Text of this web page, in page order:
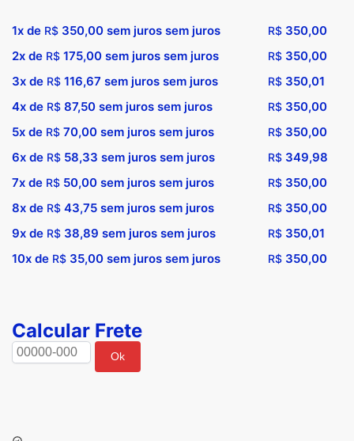
1x de R$ 350,00 sem juros sem juros R$ 350,00
2x de R$ 175,00 sem juros sem juros R$ 350,00
3x de R$ 116,67 sem juros sem juros R$ 350,01
4x de R$ 87,50 sem juros sem juros R$ 350,00
5x de R$ 70,00 sem juros sem juros R$ 350,00
6x de R$ 58,33 sem juros sem juros R$ 349,98
7x de R$ 50,00 sem juros sem juros R$ 350,00
8x de R$ 43,75 sem juros sem juros R$ 350,00
9x de R$ 38,89 sem juros sem juros R$ 350,01
10x de R$ 35,00 sem juros sem juros R$ 350,00
Calcular Frete
Ok